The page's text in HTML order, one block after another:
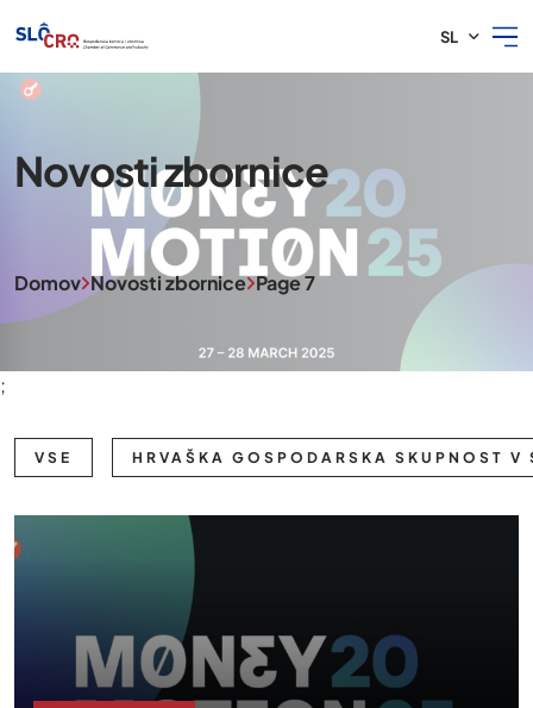
SL
Novosti zbornice
Domov Novosti zbornice Page 7
;
VSE HRVAŠKA GOSPODARSKA SKUPNOST V